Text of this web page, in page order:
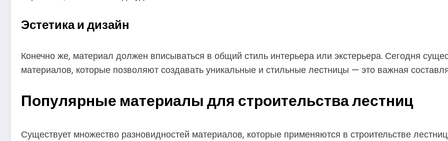
Эстетика и дизайн
Конечно же, материал должен вписываться в общий стиль интерьера или экстерьера. Сегодня
материалов, которые позволяют создавать уникальные и стильные лестницы — это важная
Популярные материалы для строительства лестниц
Существует множество разновидностей материалов, которые применяются в строительстве